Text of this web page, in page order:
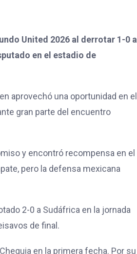
United 2026 al derrotar 1-0 a
en el estadio de
aprovechó una oportunidad en el
gran parte del encuentro
y encontró recompensa en el
pero la defensa mexicana
2-0 a Sudáfrica en la jornada
de final.
en la primera fecha. Por su